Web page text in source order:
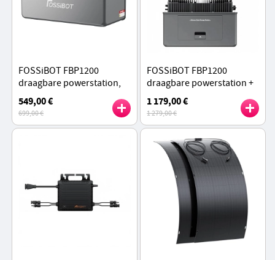
FOSSiBOT FBP1200
draagbare powerstation,
1958Wh LiFePO4
(uitbreidbaar tot 9790Wh),
1200W off-grid vermogen
549,00 €
699,00 €
FOSSiBOT FBP1200
draagbare powerstation +
FB1958
Uitbreidingsbatterij
1 179,00 €
1 279,00 €